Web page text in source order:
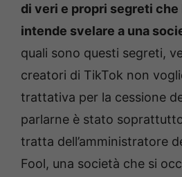
di veri e propri segreti che
intende svelare a una
quali sono questi segreti,
creatori di TikTok non
trattativa per la cessione
parlarne è stato
tratta dell’amministratore
Fool, una società che si